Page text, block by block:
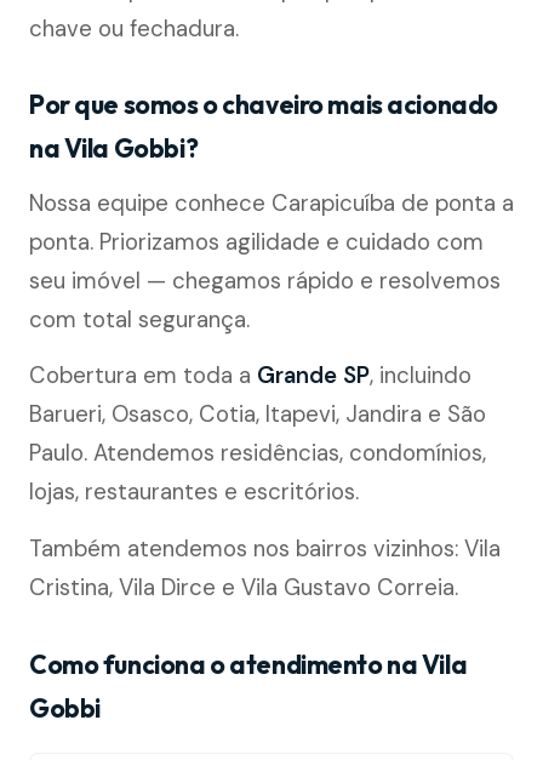
chave ou fechadura.
Por que somos o chaveiro mais acionado
na Vila Gobbi?
Nossa equipe conhece Carapicuíba de ponta a
ponta. Priorizamos agilidade e cuidado com
seu imóvel — chegamos rápido e resolvemos
com total segurança.
Cobertura em toda a Grande SP, incluindo
Barueri, Osasco, Cotia, Itapevi, Jandira e São
Paulo. Atendemos residências, condomínios,
lojas, restaurantes e escritórios.
Também atendemos nos bairros vizinhos: Vila
Cristina, Vila Dirce e Vila Gustavo Correia.
Como funciona o atendimento na Vila
Gobbi